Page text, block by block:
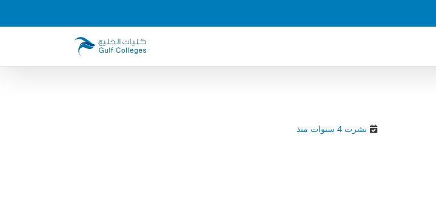
نشرت 4 سنوات منذ